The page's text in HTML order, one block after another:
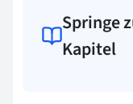
Springe
Kapitel